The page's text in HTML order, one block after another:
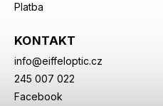
Platba
KONTAKT
info@eiffeloptic.cz
245 007 022
Facebook